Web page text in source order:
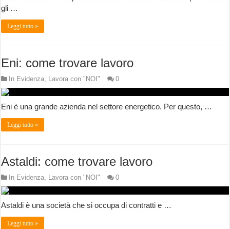
gli …
Leggi tutto »
Eni: come trovare lavoro
In Evidenza, Lavora con "NOI" 0
Eni è una grande azienda nel settore energetico. Per questo, …
Leggi tutto »
Astaldi: come trovare lavoro
In Evidenza, Lavora con "NOI" 0
Astaldi è una società che si occupa di contratti e …
Leggi tutto »